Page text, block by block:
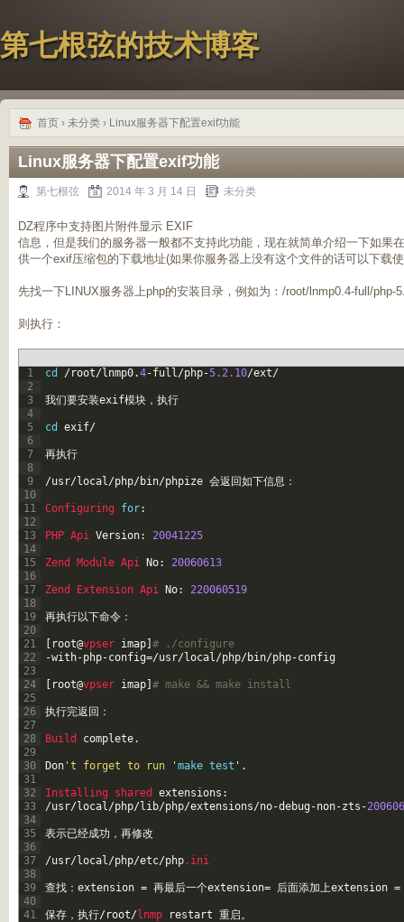
第七根弦的技术博客
首页 › 未分类 › Linux服务器下配置exif功能
Linux服务器下配置exif功能
第七根弦 2014 年 3 月 14 日 未分类
DZ程序中支持图片附件显示 EXIF
信息，但是我们的服务器一般都不支持此功能，现在就简单介绍一下如果
供一个exif压缩包的下载地址(如果你服务器上没有这个文件的话可以下载
先找一下LINUX服务器上php的安装目录，例如为：/root/lnmp0.4-full/php-
则执行：
1
2
3
4
5
6
7
8
9
10
11
12
13
14
15
16
17
18
19
20
21
22
23
24
25
26
27
28
29
30
31
32
33
34
35
36
37
38
39
40
41
cd /root/lnmp0.4-full/php-5.2.10/ext/
我们要安装exif模块，执行
cd exif/
再执行
/usr/local/php/bin/phpize 会返回如下信息：
Configuring for:
PHP Api Version: 20041225
Zend Module Api No: 20060613
Zend Extension Api No: 220060519
再执行以下命令：
root@vpser imap # ./configure
-with-php-config=/usr/local/php/bin/php-config
root@vpser imap # make && make install
执行完返回：
Build complete.
Don 't forget to run ' make test ' .
Installing shared extensions :
/usr/local/php/lib/php/extensions/no-debug -non-zts -
表示已经成功，再修改
/usr/local/php/etc/php.ini
查找： extension = 再最后一个extension= 后面添加上extension =
保存，执行/root/lnmp restart 重启。